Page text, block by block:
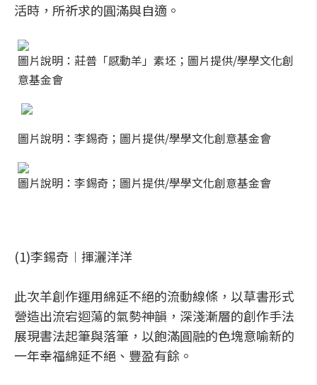
活時，所祈求的圓滿與自適。
圖片說明：莊普「感動羊」素坯；圖片提供/學學文化創
意基金會
圖片說明：李錫奇；圖片提供/學學文化創意基金會
圖片說明：李錫奇；圖片提供/學學文化創意基金會
(1)李錫奇︱揮灑洋洋
此次羊創作運用綿延不絕的流動線條，以草書形式
營造出流宕迴蕩的氣勢神韻，深淺漸層的創作手法
展現書法起筆與落筆，以飽滿圓融的色塊意喻新的
一年幸福綿延不絕、豐盈有餘。